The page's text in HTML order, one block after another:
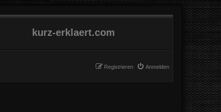
kurz-erklaert.com
Anmelden
Registrieren